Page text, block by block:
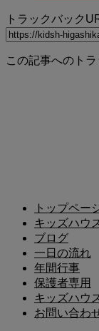
トラックバック
この記事へのト
トップペー
キッズハウ
ブログ
一日の流れ
年間行事
保護者専用
キッズハウ
お問い合わ